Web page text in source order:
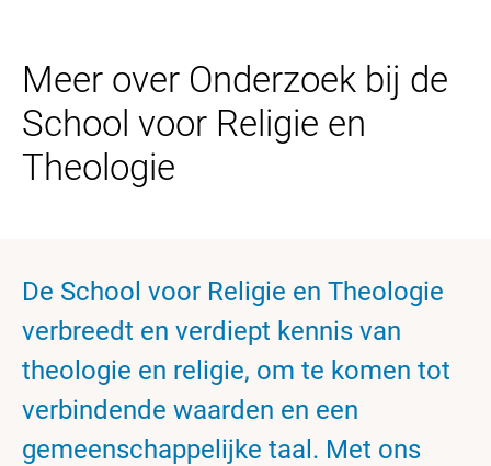
Meer over Onderzoek bij de
School voor Religie en
De School voor Religie en Theologie
verbreedt en verdiept kennis van
theologie en religie, om te komen tot
verbindende waarden en een
gemeenschappelijke taal. Met ons